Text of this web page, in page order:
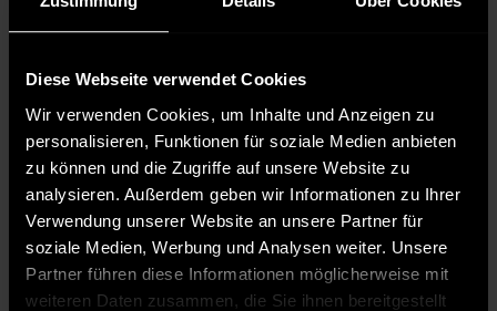
Diese Webseite verwendet Cookies
Wir verwenden Cookies, um Inhalte und Anzeigen zu
personalisieren, Funktionen für soziale Medien anbieten
zu können und die Zugriffe auf unsere Website zu
analysieren. Außerdem geben wir Informationen zu Ihrer
Verwendung unserer Website an unsere Partner für
soziale Medien, Werbung und Analysen weiter. Unsere
Partner führen diese Informationen möglicherweise mit
weiteren Daten zusammen, die Sie ihnen bereitgestellt